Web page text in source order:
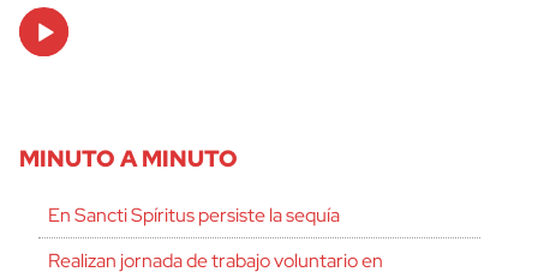
Audio
Player
MINUTO A MINUTO
En Sancti Spíritus persiste la sequía
Realizan jornada de trabajo voluntario en